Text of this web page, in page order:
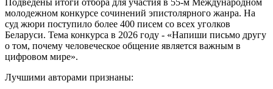
молодежном конкурсе сочинений эпистолярного жанра. На
суд жюри поступило более 400 писем со всех уголков
Беларуси. Тема конкурса в 2026 году - «Напиши письмо другу
о том, почему человеческое общение является важным в
цифровом мире».
Лучшими авторами признаны: